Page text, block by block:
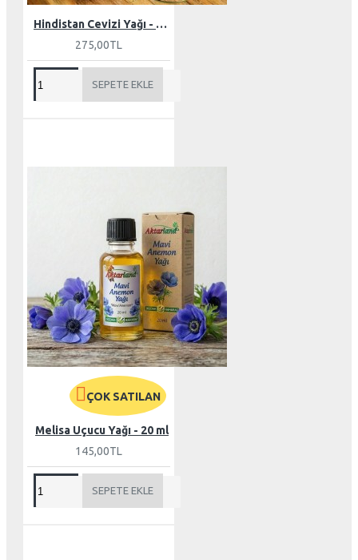
Hindistan Cevizi Yağı - Butter 150 gr
275,00TL
SEPETE EKLE
ÇOK SATILAN
Melisa Uçucu Yağı - 20 ml
145,00TL
SEPETE EKLE